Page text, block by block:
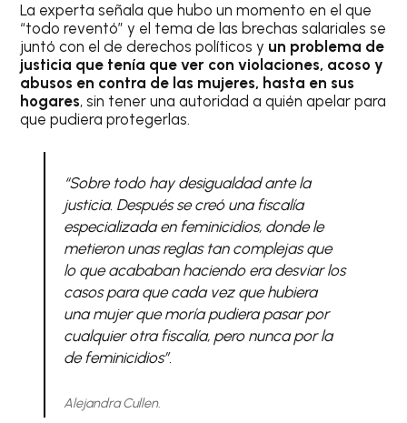
La experta señala que hubo un momento en el que
“todo reventó” y el tema de las brechas salariales se
juntó con el de derechos políticos y un problema de
justicia que tenía que ver con violaciones, acoso y
abusos en contra de las mujeres, hasta en sus
hogares, sin tener una autoridad a quién apelar para
que pudiera protegerlas.
“Sobre todo hay desigualdad ante la
justicia. Después se creó una fiscalía
especializada en feminicidios, donde le
metieron unas reglas tan complejas que
lo que acababan haciendo era desviar los
casos para que cada vez que hubiera
una mujer que moría pudiera pasar por
cualquier otra fiscalía, pero nunca por la
de feminicidios”.
Alejandra Cullen.